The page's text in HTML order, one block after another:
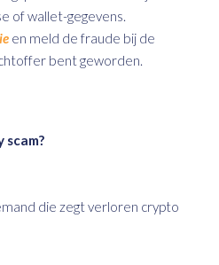
of wallet-gegevens.
en meld de fraude bij de
bent geworden.
scam?
die zegt verloren crypto